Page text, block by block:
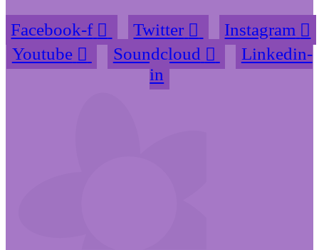
Facebook-f Twitter
Instagram
Youtube
Soundcloud
Linkedin-
in